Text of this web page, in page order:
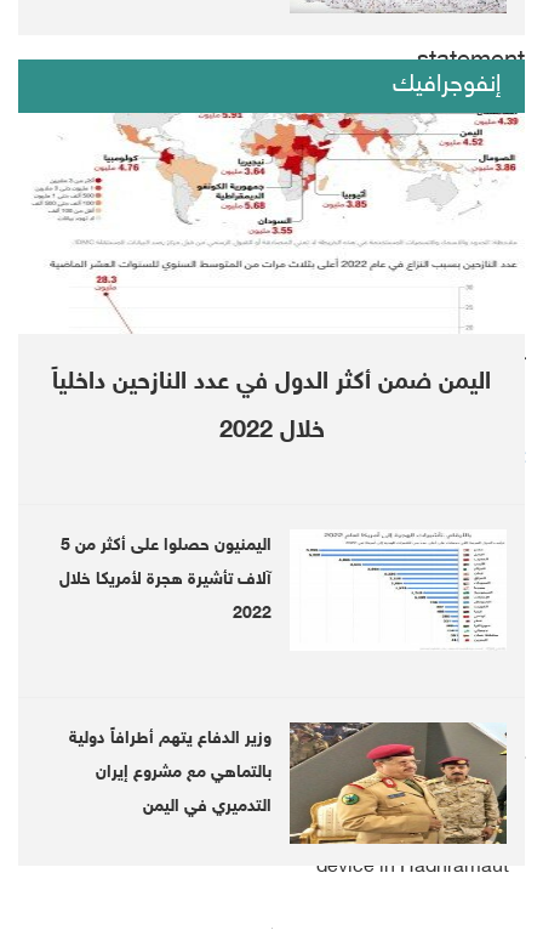
halt in the future, the UN program added in a
statement.
The WFP called on the Houthis to respect
agreements and apply trust measures needed
for funding and complete operations to be
resumed so that it can respond to urgent
needs in the war-torn country.
Follow us on twitter
Whats APP
Twitter
LATEST
Security official, his 4 companions killed by explosive
device in Hadhramaut
إنفوجرافيك
اليمن ضمن أكثر الدول في عدد النازحين داخلياً
خلال 2022
اليمنيون حصلوا على أكثر من 5
آلاف تأشيرة هجرة لأمريكا خلال
2022
وزير الدفاع يتهم أطرافاً دولية
بالتماهي مع مشروع إيران
التدميري في اليمن